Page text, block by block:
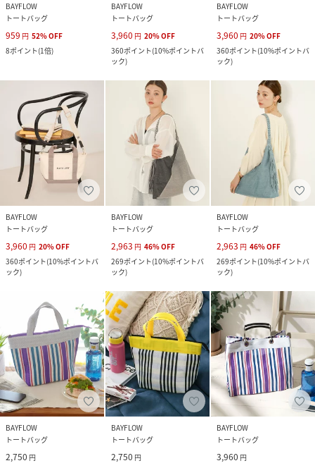
BAYFLOW
トートバッグ
959 円 52%OFF
8ポイント(1倍)
BAYFLOW
トートバッグ
3,960 円 20%OFF
360ポイント(10%ポイントバ
ック)
BAYFLOW
トートバッグ
3,960 円 20%OFF
360ポイント(10%ポイントバ
ック)
BAYFLOW
トートバッグ
3,960 円 20%OFF
360ポイント(10%ポイントバ
ック)
BAYFLOW
トートバッグ
2,963 円 46%OFF
269ポイント(10%ポイントバ
ック)
BAYFLOW
トートバッグ
2,963 円 46%OFF
269ポイント(10%ポイントバ
ック)
BAYFLOW
トートバッグ
2,750 円
BAYFLOW
トートバッグ
2,750 円
BAYFLOW
トートバッグ
3,960 円